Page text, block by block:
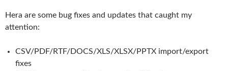
Hera are some bug fixes and updates that caught my
attention:
CSV/PDF/RTF/DOCS/XLS/XLSX/PPTX import/export
fixes